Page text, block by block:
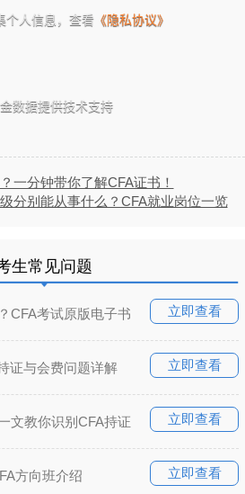
一分钟带你了解CFA证书！
分别能从事什么？CFA就业岗位一览
生常见问题
立即查看
CFA考试原版电子书
立即查看
证与会费问题详解
立即查看
文教你识别CFA持证
立即查看
方向班介绍